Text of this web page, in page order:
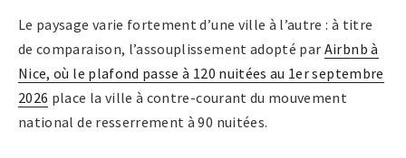
Le paysage varie fortement d’une ville à l’autre : à titre
de comparaison, l’assouplissement adopté par Airbnb à
Nice, où le plafond passe à 120 nuitées au 1er septembre
2026 place la ville à contre-courant du mouvement
national de resserrement à 90 nuitées.